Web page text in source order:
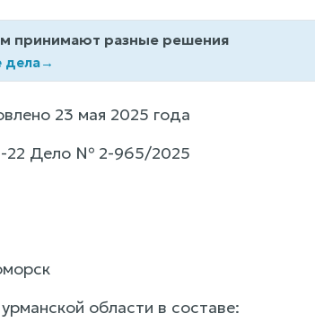
принимают разные решения
дела→
23 мая 2025 года
22 Дело № 2-965/2025
области в составе: